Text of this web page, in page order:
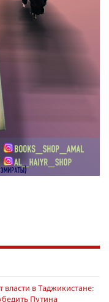
власти в Таджикистане:
Путина